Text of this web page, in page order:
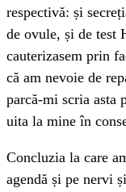
respectivă: și
de ovule, și de test
cauterizasem prin
că am nevoie de
parcă-mi scria asta
uita la mine în
Concluzia la care
agendă și pe nervi